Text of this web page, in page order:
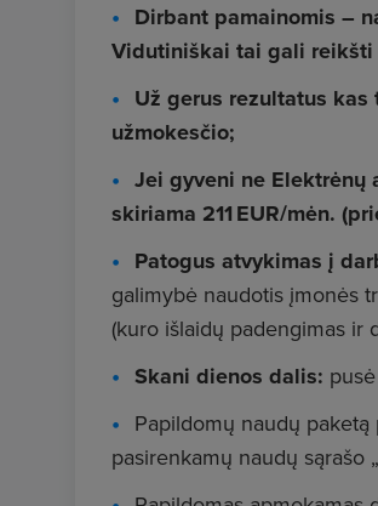
Dirbant pamainomis –
Vidutiniškai tai gali reikšti
Už gerus rezultatus
užmokesčio;
Jei gyveni ne
skiriama 211 EUR/mėn.
Patogus atvykimas į
galimybė naudotis įmonės
(kuro išlaidų padengimas ir
Skani dienos dalis:
Papildomų naudų
pasirenkamų naudų sąrašo